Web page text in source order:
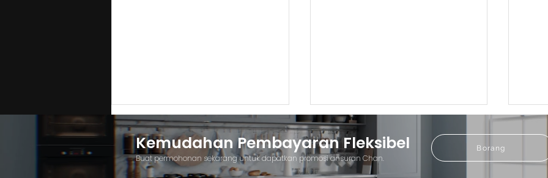
Kemudahan Pembayaran Fleksibel
Buat permohonan sekarang untuk dapatkan promosi ansuran Chan.
Borang